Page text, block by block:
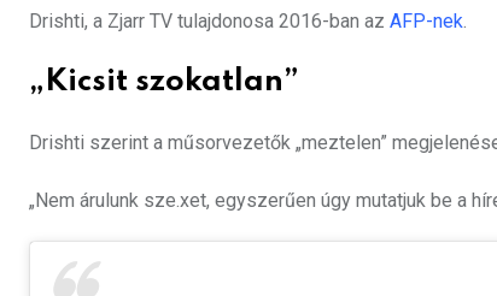
Drishti, a Zjarr TV tulajdonosa 2016-ban az AFP-nek.
„Kicsit szokatlan”
Drishti szerint a műsorvezetők „meztelen”
„Nem árulunk sze.xet, egyszerűen úgy mutatjuk be a